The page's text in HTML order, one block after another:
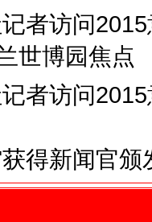
者访问
世博园焦点
者访问
得新闻官颁